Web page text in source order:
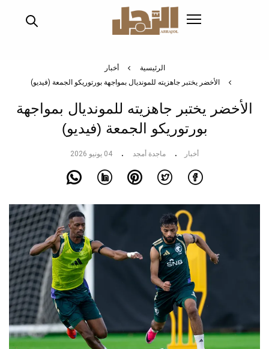
الرئيسية
أخبار
الأخضر يختبر جاهزيته للمونديال بمواجهة بورتوريكو الجمعة (فيديو)
الأخضر يختبر جاهزيته للمونديال بمواجهة
بورتوريكو الجمعة (فيديو)
أخبار ماجدة أمجد 04 يونيو 2026